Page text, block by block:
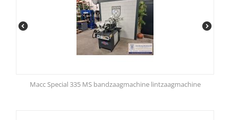
Macc Special 335 MS bandzaagmachine lintzaagmachine